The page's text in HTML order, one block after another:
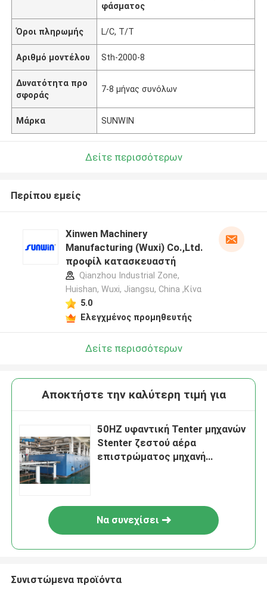
φάσματος
Όροι πληρωμής L/C, T/T
Αριθμό μοντέλου Sth-2000-8
Δυνατότητα προ
σφοράς
7-8 μήνας συνόλων
Μάρκα SUNWIN
Δείτε περισσότερων
Περίπου εμείς
Xinwen Machinery
Manufacturing (Wuxi) Co.,Ltd.
προφίλ κατασκευαστή
Qianzhou Industrial Zone,
Huishan, Wuxi, Jiangsu, China ,Κίνα
5.0
Ελεγχμένος προμηθευτής
Δείτε περισσότερων
Αποκτήστε την καλύτερη τιμή για
50HZ υφαντική Tenter μηχανών
Stenter ζεστού αέρα
επιστρώματος μηχανή
Να συνεχίσει
Συνιστώμενα προϊόντα